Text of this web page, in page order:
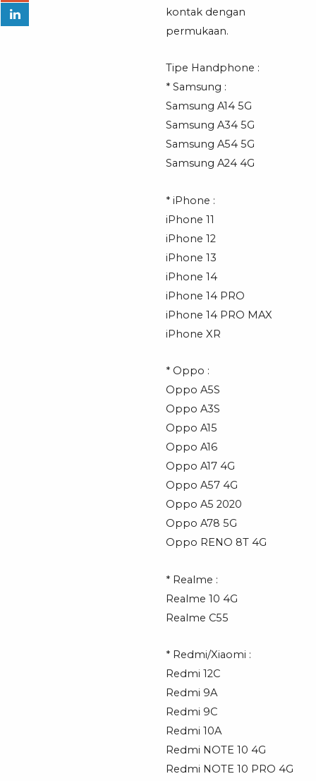
kontak dengan
permukaan.
Tipe Handphone :
* Samsung :
Samsung A14 5G
Samsung A34 5G
Samsung A54 5G
Samsung A24 4G
* iPhone :
iPhone 11
iPhone 12
iPhone 13
iPhone 14
iPhone 14 PRO
iPhone 14 PRO MAX
iPhone XR
* Oppo :
Oppo A5S
Oppo A3S
Oppo A15
Oppo A16
Oppo A17 4G
Oppo A57 4G
Oppo A5 2020
Oppo A78 5G
Oppo RENO 8T 4G
* Realme :
Realme 10 4G
Realme C55
* Redmi/Xiaomi :
Redmi 12C
Redmi 9A
Redmi 9C
Redmi 10A
Redmi NOTE 10 4G
Redmi NOTE 10 PRO 4G